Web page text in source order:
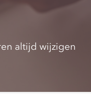
altijd wijzigen